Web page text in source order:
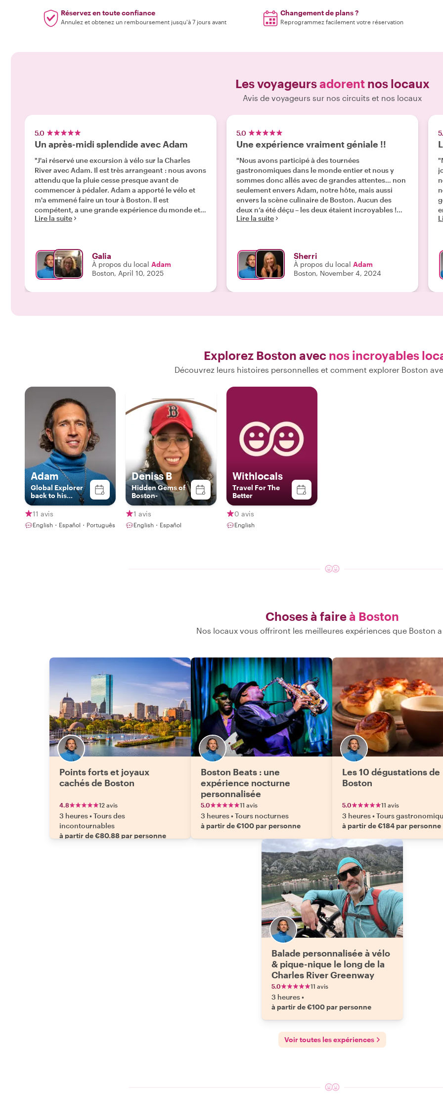
Réservez en toute confiance
Annulez et obtenez un remboursement jusqu'à 7 jours avant
Changement de plans ?
Reprogrammez facilement votre réservation
Les voyageursadorentnos locaux
Avis de voyageurs sur nos circuits et nos locaux
5.0
Un après-midi splendide avec Adam
"J'ai réservé une excursion à vélo sur la Charles
River avec Adam. Il est très arrangeant : nous avons
attendu que la pluie cesse presque avant de
commencer à pédaler. Adam a apporté le vélo et
m'a emmené faire un tour à Boston. Il est
compétent, a une grande expérience du monde et
c'est un plaisir de discuter avec lui. C'est une
réserverai certainement une nouvelle excursion
avec lui et je vous recommande vivement de faire
de même !"
Lire la suite
Galia
À propos du local Adam
Boston, April 10, 2025
5.0
Une expérience vraiment géniale !!
"Nous avons participé à des tournées
gastronomiques dans le monde entier et nous y
sommes donc allés avec de grandes attentes… non
seulement envers Adam, notre hôte, mais aussi
envers la scène culinaire de Boston. Aucun des
deux n’a été déçu – les deux étaient incroyables !
Adam nous a guidés dans les rues de Boston, nous a
nous revenons un jour à Boston, ce que nous
espérons être, car c’était tellement amusant – nous
referons certainement cela avec Adam – il était le
MEILLEUR ! "
Lire la suite
Sherri
À propos du local Adam
Boston, November 4, 2024
Explorez Boston avec nos incroyables
Découvrez leurs histoires personnelles et comment explorer Boston
Adam
Global Explorer
back to his
Boston Roots!
11 avis
English・Español・Português
Deniss B
Hidden Gems of
Boston-
1 avis
English・Español
Withlocals
Travel For The
Better
0 avis
English
Choses à faireà Boston
Nos locaux vous offriront les meilleures expériences que Boston
Points forts et joyaux
cachés de Boston
4.8 12 avis
3 heures•Tours des
incontournables
à partir de €80.88 par personne
Boston Beats : une
expérience nocturne
personnalisée
5.0 11 avis
3 heures•Tours nocturnes
à partir de €100 par personne
Les 10 dégustations de
Boston
5.0 11 avis
3 heures•Tours
à partir de €184 par personne
Balade personnalisée à vélo
& pique-nique le long de la
Charles River Greenway
5.0 11 avis
3 heures•
à partir de €100 par personne
Voir toutes les expériences